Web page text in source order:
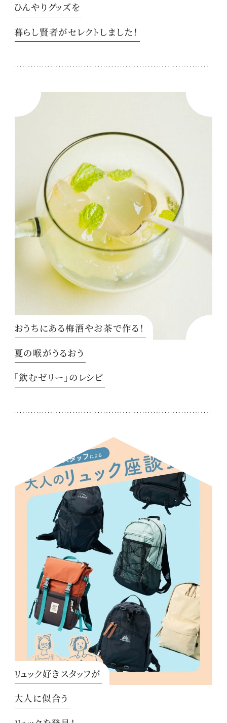
ひんやりグッズを
暮らし賢者がセレクトしました！
おうちにある梅酒やお茶で作る！
夏の喉がうるおう
「飲むゼリー」のレシピ
リュック好きスタッフが
大人に似合う